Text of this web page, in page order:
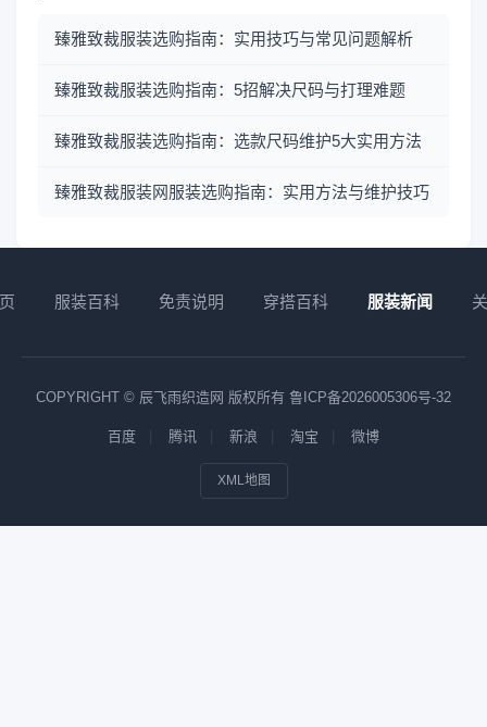
臻雅致裁服装选购指南：实用技巧与常见问题解析
臻雅致裁服装选购指南：5招解决尺码与打理难题
臻雅致裁服装选购指南：选款尺码维护5大实用方法
臻雅致裁服装网服装选购指南：实用方法与维护技巧
服装百科 免责说明 穿搭百科 服装新闻
COPYRIGHT © 辰飞雨织造网 版权所有 鲁ICP备2026005306号-32
百度 腾讯 新浪 淘宝 微博
XML地图